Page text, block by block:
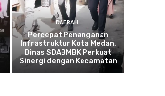
DAERAH
Percepat Penanganan
Infrastruktur Kota Medan,
Dinas SDABMBK Perkuat
Sinergi dengan Kecamatan